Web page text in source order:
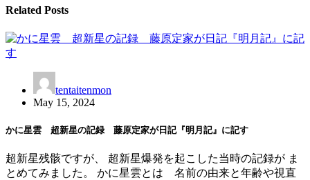
Related Posts
tentaitenmon
May 15, 2024
かに星雲 超新星の記録 藤原定家が日記『明月記』に記す
超新星残骸ですが、 超新星爆発を起こした当時の記録が ま
とめてみました。 かに星雲とは 名前の由来と年齢や視直